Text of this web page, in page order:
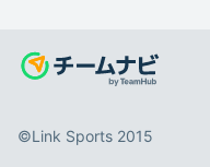
©️Link Sports 2015